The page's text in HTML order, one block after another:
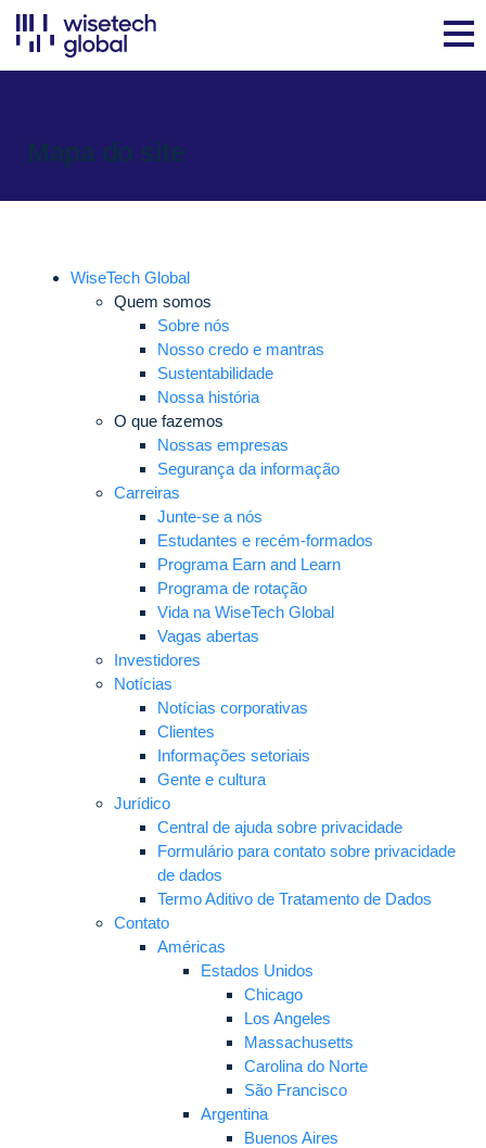
Mapa do site
WiseTech Global
Quem somos
Sobre nós
Nosso credo e mantras
Sustentabilidade
Nossa história
O que fazemos
Nossas empresas
Segurança da informação
Carreiras
Junte-se a nós
Estudantes e recém-formados
Programa Earn and Learn
Programa de rotação
Vida na WiseTech Global
Vagas abertas
Investidores
Notícias
Notícias corporativas
Clientes
Informações setoriais
Gente e cultura
Jurídico
Central de ajuda sobre privacidade
Formulário para contato sobre privacidade
de dados
Termo Aditivo de Tratamento de Dados
Contato
Américas
Estados Unidos
Chicago
Los Angeles
Massachusetts
Carolina do Norte
São Francisco
Argentina
Buenos Aires